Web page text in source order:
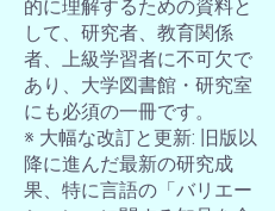
的に理解するための資料と
して、研究者、教育関係
者、上級学習者に不可欠で
あり、大学図書館・研究室
にも必須の一冊です。
※ 大幅な改訂と更新: 旧版以
降に進んだ最新の研究成
果、特に言語の「バリエー